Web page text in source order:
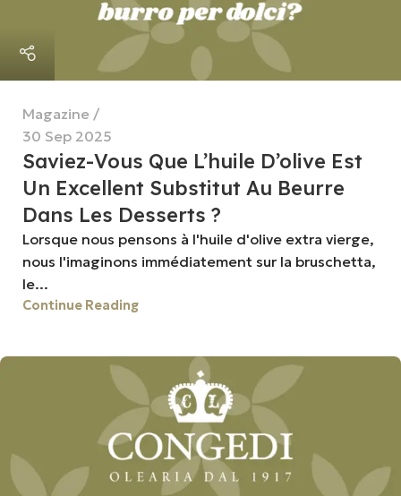
Magazine
30 Sep 2025
Saviez-Vous Que L’huile D’olive Est
Un Excellent Substitut Au Beurre
Dans Les Desserts ?
Lorsque nous pensons à l'huile d'olive extra vierge,
nous l'imaginons immédiatement sur la bruschetta,
le...
Continue Reading